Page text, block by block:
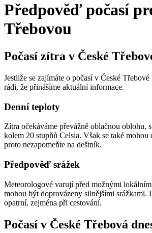
Předpověď počasí
Třebovou
Počasí zítra v České
Jestliže se zajímáte o počasí v České
rádi, že přinášíme aktuální informace.
Denní teploty
Zítra očekáváme převážně oblačnou oblohu,
kolem 20 stupňů Celsia. Však se také mohou
proto nezapomeňte na deštník.
Předpověď srážek
Meteorologové varují před možnými
mohou být doprovázeny silnějšími srážkami.
opatrní, zejména při cestování.
Počasí v České Třebová